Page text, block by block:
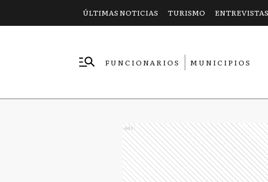
ÚLTIMAS NOTICIAS TURISMO ENTREVISTAS
FUNCIONARIOS
MUNICIPIOS
Ads